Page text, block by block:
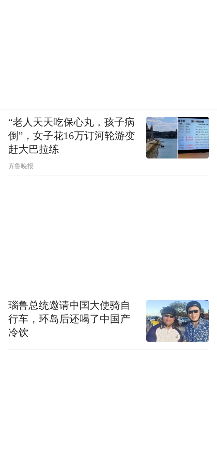
“老人天天吃保心丸，孩子病
倒”，女子花16万订河轮游变
赶大巴拉练
齐鲁晚报
瑙鲁总统邀请中国大使骑自
行车，环岛后还喝了中国产
冷饮